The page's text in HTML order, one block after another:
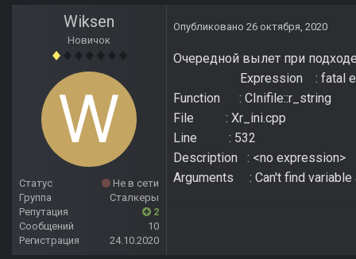
Wiksen
Новичок
Статус
Не в сети
Группа
Сталкеры
Репутация
2
Сообщений
10
Регистрация
24.10.2020
Опубликовано 26 октября, 2020
Очередной
Expression : fatal
Function : CInifile::r_string
File : Xr_ini.cpp
Line : 532
Description : <no expression>
Arguments : Can't find variable